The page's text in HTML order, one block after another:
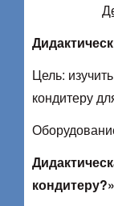
Цель:
кондитеру
кондитеру?»